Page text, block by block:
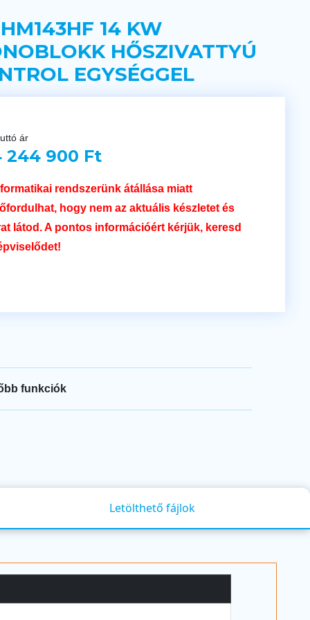
14 KW
HŐSZIVATTYÚ
EGYSÉGGEL
ár
244 900 Ft
rendszerünk átállása miatt
hogy nem az aktuális készletet és
látod. A pontos információért kérjük, keresd
funkciók
Letölthető fájlok